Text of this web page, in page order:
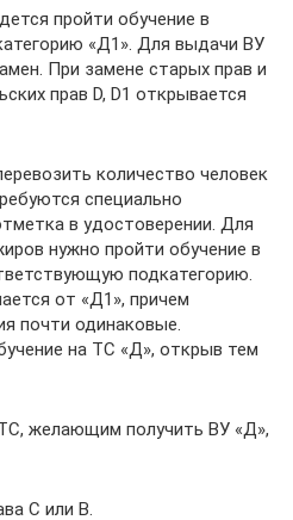
пройти обучение в
«Д1». Для выдачи ВУ
При замене старых прав и
прав D, D1 открывается
количество человек
специально
в удостоверении. Для
нужно пройти обучение в
подкатегорию.
от «Д1», причем
почти одинаковые.
на ТС «Д», открыв тем
желающим получить ВУ «Д»,
С или B.